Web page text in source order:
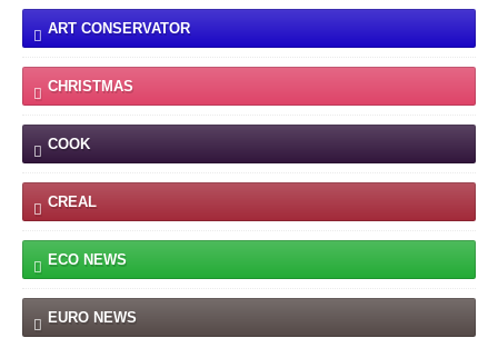
ART CONSERVATOR
CHRISTMAS
COOK
CREAL
ECO NEWS
EURO NEWS